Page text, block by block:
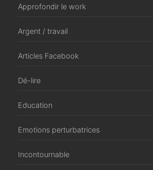
Approfondir le work
Argent / travail
Articles Facebook
Dé-lire
Education
Emotions perturbatrices
Incontournable